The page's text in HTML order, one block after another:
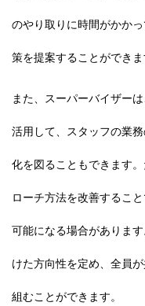
のやり取りに時間がかか
策を提案することができま
また、スーパーバイザー
活用して、スタッフの業
化を図ることもできます
ローチ方法を改善するこ
可能になる場合がありま
けた方向性を定め、全員
組むことができます。